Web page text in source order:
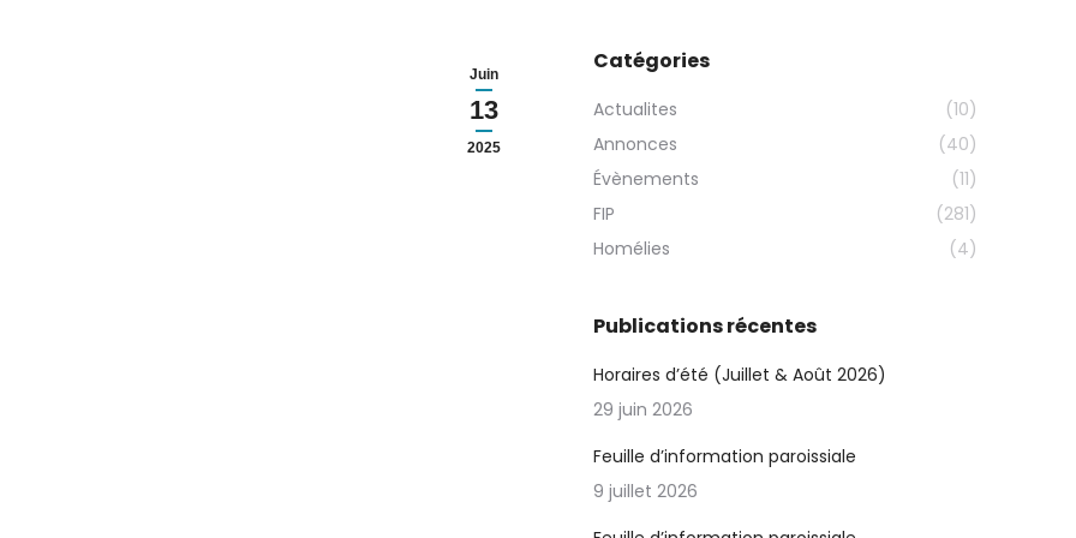
Juin
13
2025
Catégories
Actualites
(10)
Annonces
(40)
Évènements
(11)
FIP
(281)
Homélies
(4)
Publications récentes
Horaires d’été (Juillet & Août 2026)
29 juin 2026
Feuille d’information paroissiale
9 juillet 2026